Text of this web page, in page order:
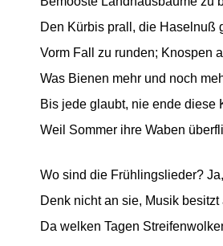
Den Kürbis prall, die Haselnuß
Vorm Fall zu runden; Knospen
Was Bienen mehr und noch
Bis jede glaubt, nie ende diese
Weil Sommer ihre Waben
Wo sind die Frühlingslieder?
Denk nicht an sie, Musik
Da welken Tagen